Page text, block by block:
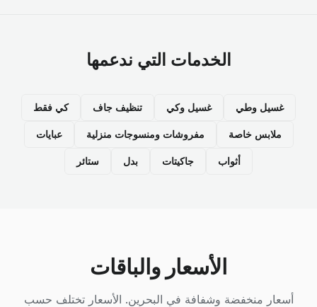
الخدمات التي ندعمها
غسيل وطي غسيل وكي تنظيف جاف كي فقط
ملابس خاصة مفروشات ومنسوجات منزلية عبايات
أثواب جاكيتات بدل ستائر
الأسعار والباقات
أسعار منخفضة وشفافة في البحرين. الأسعار تختلف حسب